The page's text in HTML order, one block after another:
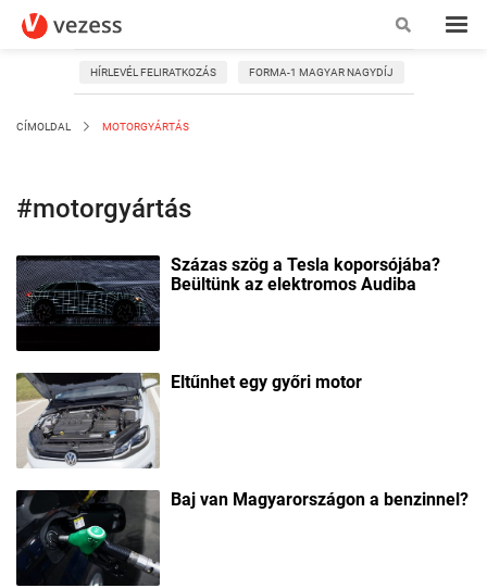
HÍRLEVÉL FELIRATKOZÁS FORMA-1 MAGYAR NAGYDÍJ
CÍMOLDAL MOTORGYÁRTÁS
#motorgyártás
Százas szög a Tesla koporsójába?
Beültünk az elektromos Audiba
Eltűnhet egy győri motor
Baj van Magyarországon a benzinnel?